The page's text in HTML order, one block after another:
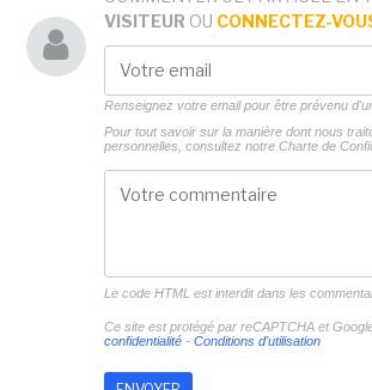
VISITEUR OU CONNECTEZ-
Renseignez votre email pour être prévenu
Pour tout savoir sur la manière dont nous
personnelles, consultez notre Charte de
Le code HTML est interdit dans les
Ce site est protégé par reCAPTCHA et
confidentialité- Conditions d'utilisation